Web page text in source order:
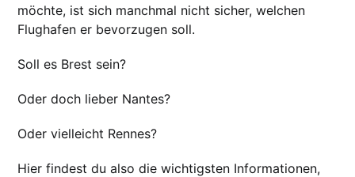
möchte, ist sich manchmal nicht sicher, welchen
Flughafen er bevorzugen soll.
Soll es Brest sein?
Oder doch lieber Nantes?
Oder vielleicht Rennes?
Hier findest du also die wichtigsten Informationen,